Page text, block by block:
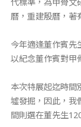
曆，重建殷曆，著
今年適逢董作賓先
以紀念董作賓對甲
本次特展起迄時間
墟發掘，因此，我
間則選在董先生